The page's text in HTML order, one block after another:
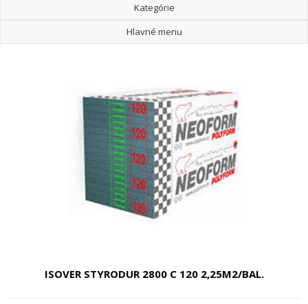
Kategórie
Hlavné menu
ISOVER STYRODUR 2800 C 120 2,25M2/BAL.